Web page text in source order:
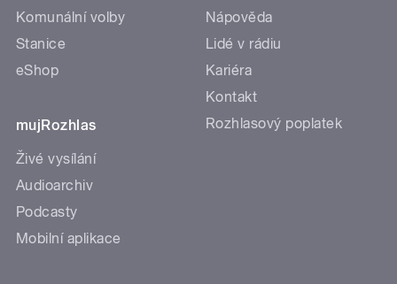
Komunální volby
Stanice
eShop
mujRozhlas
Živé vysílání
Audioarchiv
Podcasty
Mobilní aplikace
Nápověda
Lidé v rádiu
Kariéra
Kontakt
Rozhlasový poplatek